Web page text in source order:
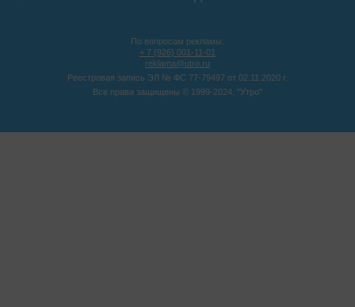
По вопросам рекламы:
+ 7 (926) 001-11-01
reklama@utro.ru
Реестровая запись ЭЛ № ФС 77-79497 от 02.11.2020 г.
Все права защищены © 1999-2024. "Утро"